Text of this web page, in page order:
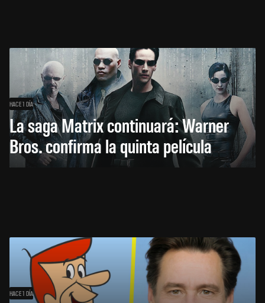
HACE 1 DÍA
La saga Matrix continuará: Warner
Bros. confirma la quinta película
HACE 1 DÍA